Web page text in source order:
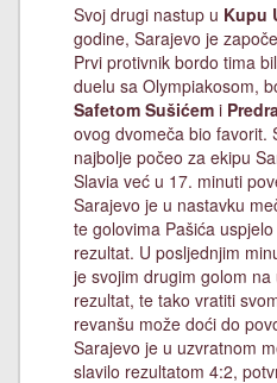
Svoj drugi nastup u Kupu
godine, Sarajevo je
Prvi protivnik bordo tima
duelu sa Olympiakosom,
Safetom Sušićem i
ovog dvomeča bio favorit.
najbolje počeo za ekipu
Slavia već u 17. minuti
Sarajevo je u nastavku
te golovima Pašića
rezultat. U posljednjim
je svojim drugim golom
rezultat, te tako vratiti
revanšu može doći do
Sarajevo je u uzvratnom
slavilo rezultatom 4:2,